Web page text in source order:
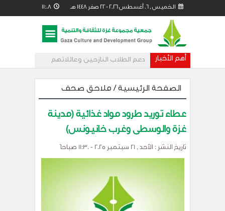
الخميس , 06 أغسطس 2026 - 22 صفر 1448 هـ 11:08
أهم الأخبار دعم الطلاب النازحين وعائلاتهم
الصفحة الرئيسية / ملاحق صحف
عطاء توريد طرود مواد غذائية (مدينة
غزة والوسطى وغرب خانيونس)
تاريخ النشر : الأحد , 21 سبتمبر 2025 - 11:30 صباحاً